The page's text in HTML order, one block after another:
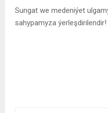
Sungat we medeniýet
sahypamyza ýerleşdirilendir!